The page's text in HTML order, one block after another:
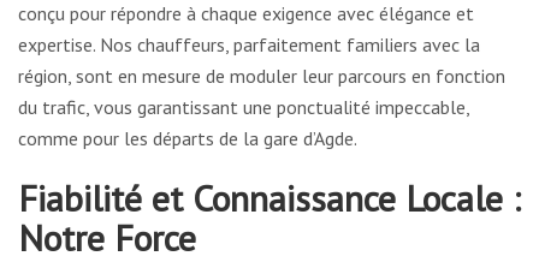
conçu pour répondre à chaque exigence avec élégance et
expertise. Nos chauffeurs, parfaitement familiers avec la
région, sont en mesure de moduler leur parcours en fonction
du trafic, vous garantissant une ponctualité impeccable,
comme pour les départs de la gare d’Agde.
Fiabilité et Connaissance Locale :
Notre Force